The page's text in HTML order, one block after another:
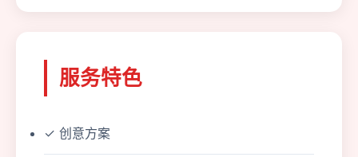
服务特色
✓ 创意方案